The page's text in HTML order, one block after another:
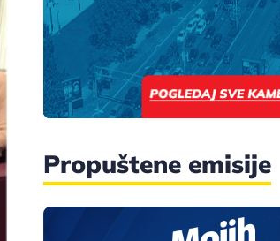
Propuštene emisije